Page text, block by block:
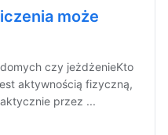
może
czy jeżdżenieKto
aktywnością fizyczną,
przez ...